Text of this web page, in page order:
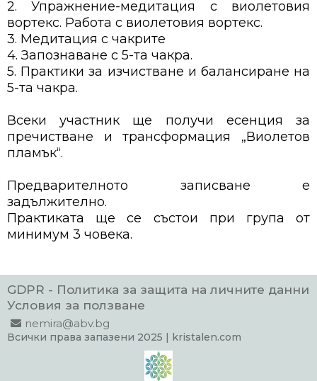
2. Упражнение-медитация с виолетовия
вортекс. Работа с виолетовия вортекс.
3. Медитация с чакрите
4. Запознаване с 5-та чакра.
5. Практики за изчистване и балансиране на
5-та чакра.
Всеки участник ще получи есенция за
пречистване и трансформация „Виолетов
пламък“.
Предварителното записване е
задължително.
Практиката ще се състои при група от
минимум 3 човека.
GDPR - Политика за защита на личните данни
Условия за ползване
nemira@abv.bg
Всички права запазени 2025 | kristalen.com